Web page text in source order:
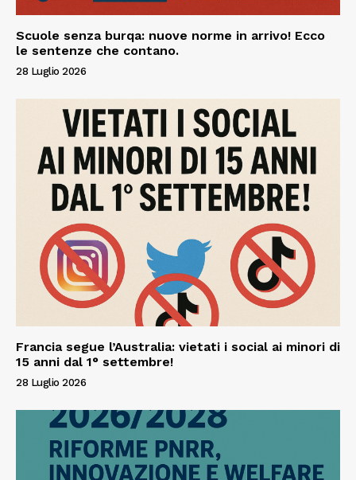
Scuole senza burqa: nuove norme in arrivo! Ecco
le sentenze che contano.
28 Luglio 2026
Francia segue l’Australia: vietati i social ai minori di
15 anni dal 1° settembre!
28 Luglio 2026